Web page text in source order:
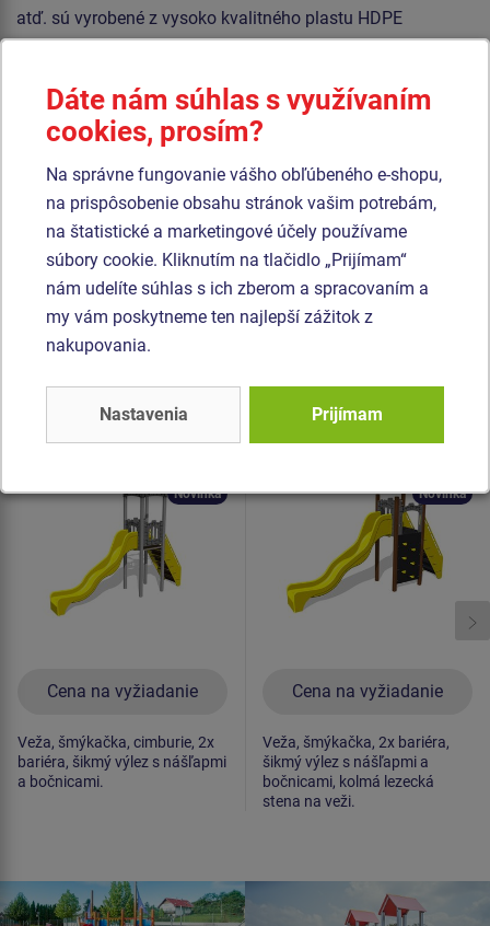
atď. sú vyrobené z vysoko kvalitného plastu HDPE
(celoprefarbený polyetylén s vysokou hustotou, ktorýsa
UV žiareniu a hlavne bezpečnosťou, pretože je nelámavý a
nehrozí tak žiadne nebezpečenstvo zranenia detí ostrými
laminát opatrený protišmykom, ktorý sa vyznačuje vysokou
farebnou stálosťou, odolnosťou proti poškriabaniu a
odolnosťou proti vode). Všetok spojovací materiál je
pozinkovaný alebo nerezový.
Podobný
Cena na vyžiadanie
Novinka
Veža, šmýkačka, cimburie, 2x
bariéra, šikmý výlez s nášľapmi
a bočnicami.
Cena na vyžiadanie
Novinka
Veža, šmýkačka, 2x bariéra,
šikmý výlez s nášľapmi a
bočnicami, kolmá lezecká
stena na veži.
Dáte nám súhlas s využívaním
cookies, prosím?
Na správne fungovanie vášho obľúbeného e-shopu,
na prispôsobenie obsahu stránok vašim potrebám,
na štatistické a marketingové účely používame
súbory cookie. Kliknutím na tlačidlo „Prijímam“
nám udelíte súhlas s ich zberom a spracovaním a
my vám poskytneme ten najlepší zážitok z
nakupovania.
Nastavenia Prijímam